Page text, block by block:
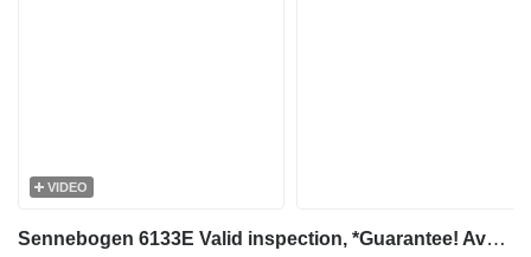
VIDEO
Sennebogen 6133E Valid inspection, *Guarantee! Available For